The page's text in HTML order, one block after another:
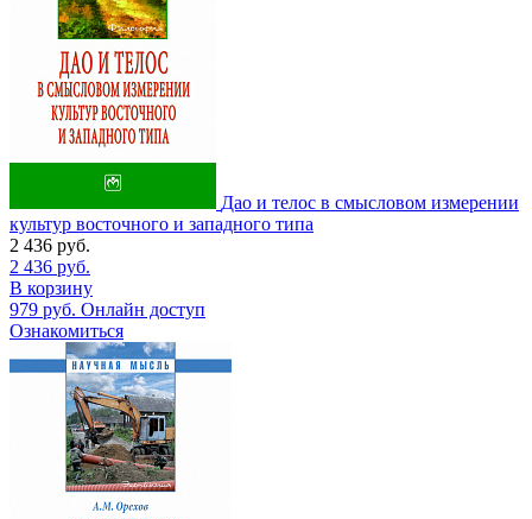
Дао и телос в смысловом измерении
культур восточного и западного типа
2 436 руб.
2 436 руб.
В корзину
979 руб. Онлайн доступ
Ознакомиться